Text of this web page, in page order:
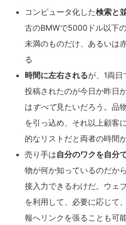
コンピュータ化した検索と
古のBMWで5000ドル以下
未満のものだけ、あるいは
る
時間に左右されるが、1両日
投稿されたのが今日か昨日
はすべて見たいだろう。品
を引っ込め、それ以上顧客
的なリストだと両者の時間
売り手は自分のワクを自分
物が何か知っているのだか
接入力できるわけだ。ウェ
を利用して、必要に応じて
報へリンクを張ることも可